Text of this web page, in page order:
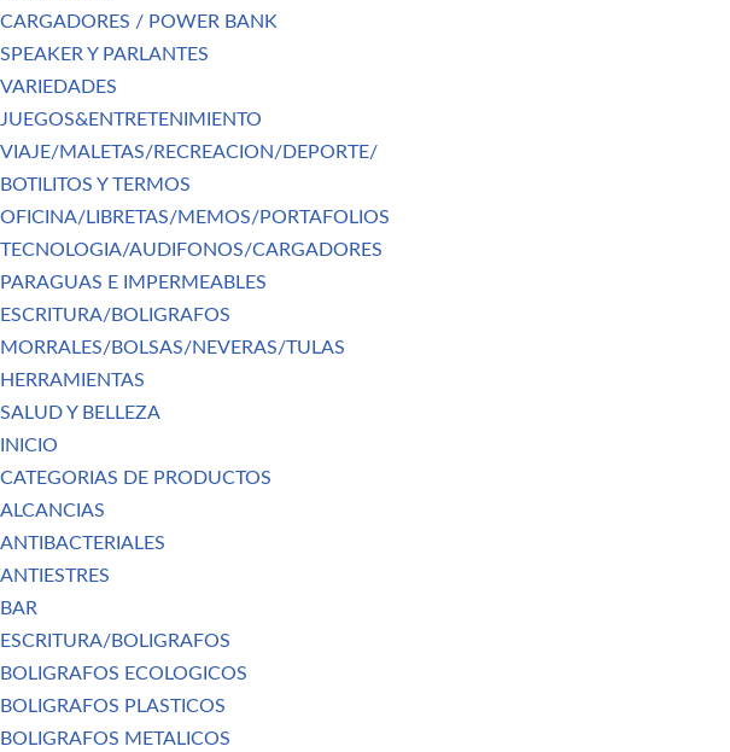
CARGADORES / POWER BANK
SPEAKER Y PARLANTES
VARIEDADES
JUEGOS&ENTRETENIMIENTO
VIAJE/MALETAS/RECREACION/DEPORTE/
BOTILITOS Y TERMOS
OFICINA/LIBRETAS/MEMOS/PORTAFOLIOS
TECNOLOGIA/AUDIFONOS/CARGADORES
PARAGUAS E IMPERMEABLES
ESCRITURA/BOLIGRAFOS
MORRALES/BOLSAS/NEVERAS/TULAS
HERRAMIENTAS
SALUD Y BELLEZA
INICIO
CATEGORIAS DE PRODUCTOS
ALCANCIAS
ANTIBACTERIALES
ANTIESTRES
BAR
ESCRITURA/BOLIGRAFOS
BOLIGRAFOS ECOLOGICOS
BOLIGRAFOS PLASTICOS
BOLIGRAFOS METALICOS